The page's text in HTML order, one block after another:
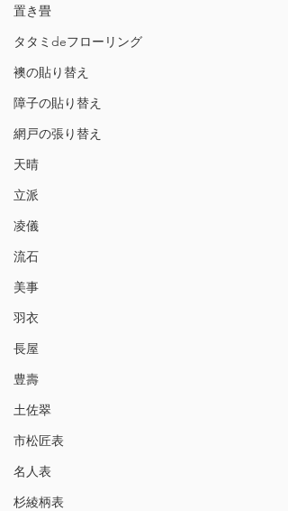
置き畳
タタミdeフローリング
襖の貼り替え
障子の貼り替え
網戸の張り替え
天晴
立派
凌儀
流石
美事
羽衣
長屋
豊壽
土佐翠
市松匠表
名人表
杉綾柄表